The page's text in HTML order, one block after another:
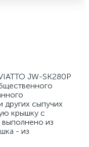
JW-SK280P
других сыпучих
крышку с
из
- из